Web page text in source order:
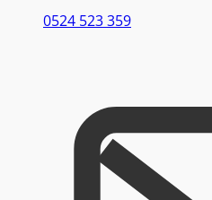
0524 523 359